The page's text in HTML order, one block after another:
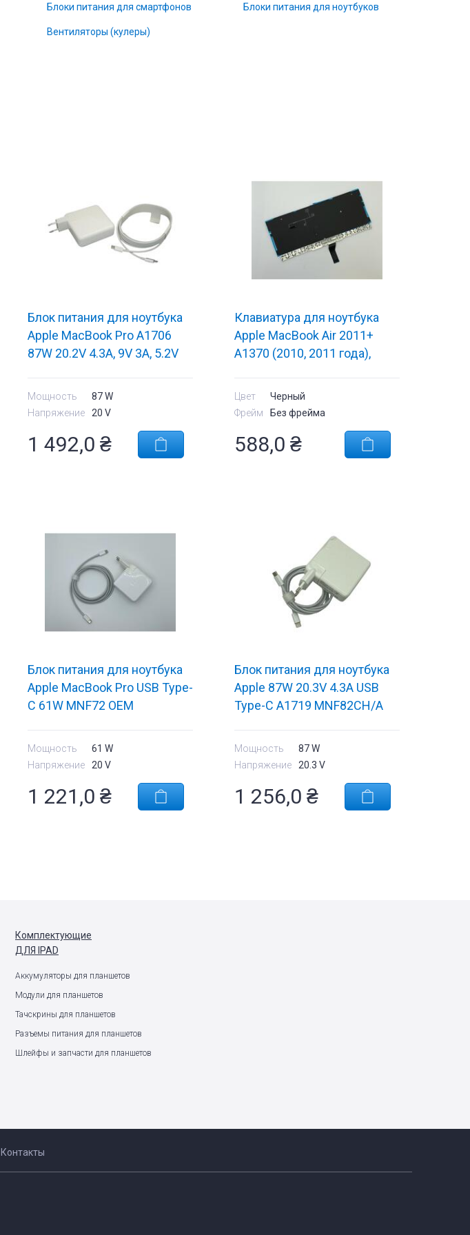
Блоки питания для смартфонов Блоки питания для ноутбуков
Вентиляторы (кулеры)
Блок питания для ноутбука
Apple MacBook Pro A1706
87W 20.2V 4.3A, 9V 3A, 5.2V
Мощность
87 W
Напряжение
20 V
1 492,0 ₴
Клавиатура для ноутбука
Apple MacBook Air 2011+
A1370 (2010, 2011 года),
2015 года) с подсветкой
(Light) Black, (Original), (No
энтер)
Цвет
Черный
Фрейм
Без фрейма
588,0 ₴
Блок питания для ноутбука
Apple MacBook Pro USB Type-
C 61W MNF72 OEM
Мощность
61 W
Напряжение
20 V
1 221,0 ₴
Блок питания для ноутбука
Apple 87W 20.3V 4.3A USB
Type-C A1719 MNF82CH/A
Мощность
87 W
Напряжение
20.3 V
1 256,0 ₴
Комплектующие
ДЛЯ IPAD
Аккумуляторы для планшетов
Модули для планшетов
Тачскрины для планшетов
Разъемы питания для планшетов
Шлейфы и запчасти для планшетов
Контакты